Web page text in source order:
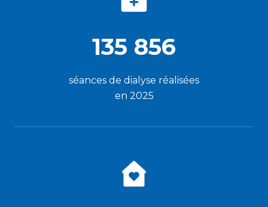
135 856
séances de dialyse réalisées
en 2025